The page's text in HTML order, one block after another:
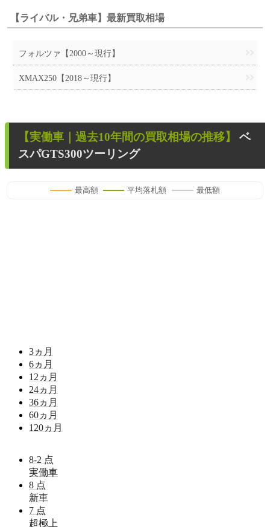
【ライバル・兄弟車】最新買取相場
フォルツァ【2000～現行】
XMAX250【2018～現行】
【実働車 ｜過去10年間の買取相場の推移】 ベ
スパGTS300ツーリング
最高額 平均落札額 最低額
3ヵ月
6ヵ月
12 ヵ月
24ヵ月
36ヵ月
60ヵ月
120ヵ月
8-2 点
実働車
8 点
新車
7 点
超極上